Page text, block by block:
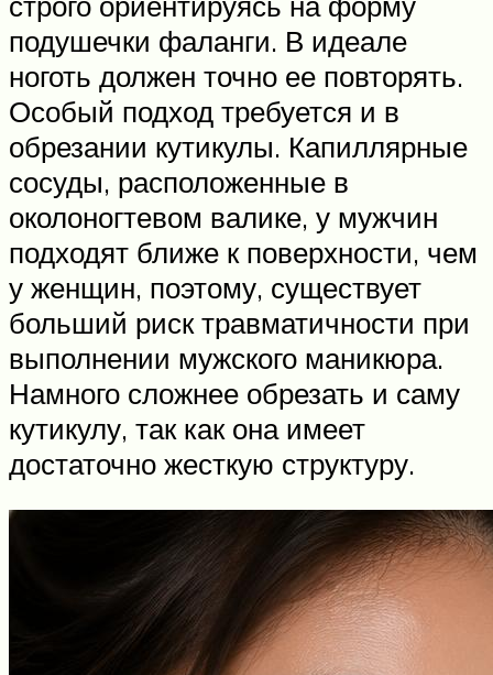
подушечки фаланги. В идеале
ноготь должен точно ее повторять.
Особый подход требуется и в
обрезании кутикулы. Капиллярные
сосуды, расположенные в
околоногтевом валике, у мужчин
подходят ближе к поверхности, чем
у женщин, поэтому, существует
больший риск травматичности при
выполнении мужского маникюра.
Намного сложнее обрезать и саму
кутикулу, так как она имеет
достаточно жесткую структуру.